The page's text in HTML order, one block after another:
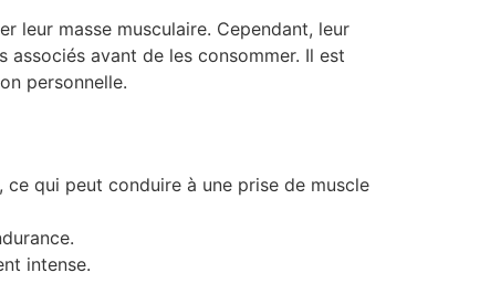
leur masse musculaire. Cependant, leur
avant de les consommer. Il est
personnelle.
qui peut conduire à une prise de muscle
intense.